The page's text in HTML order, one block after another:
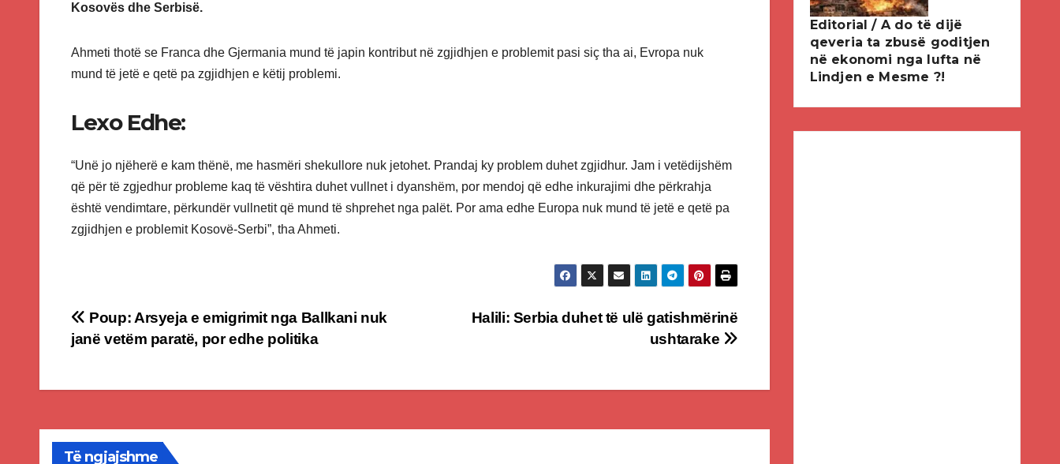
Kosovës dhe Serbisë.
Ahmeti thotë se Franca dhe Gjermania mund të japin kontribut në zgjidhjen e problemit pasi siç tha ai, Evropa nuk
mund të jetë e qetë pa zgjidhjen e këtij problemi.
Lexo Edhe:
“Unë jo njëherë e kam thënë, me hasmëri shekullore nuk jetohet. Prandaj ky problem duhet zgjidhur. Jam i vetëdijshëm
që për të zgjedhur probleme kaq të vështira duhet vullnet i dyanshëm, por mendoj që edhe inkurajimi dhe përkrahja
është vendimtare, përkundër vullnetit që mund të shprehet nga palët. Por ama edhe Europa nuk mund të jetë e qetë pa
zgjidhjen e problemit Kosovë-Serbi”, tha Ahmeti.
Post
navigation
Halili: Serbia duhet të ulë gatishmërinë
ushtarake
Poup: Arsyeja e emigrimit nga Ballkani nuk
janë vetëm paratë, por edhe politika
Të ngjajshme
Editorial / A do të dijë
qeveria ta zbusë goditjen
në ekonomi nga lufta në
Lindjen e Mesme ?!